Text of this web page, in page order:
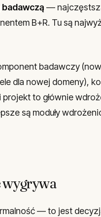
—
B+R. Tu są
badawczy
dla nowej domeny),
to głównie
są moduły
wygrywa
— to jest